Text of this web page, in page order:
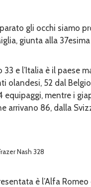
gli occhi siamo
giunta alla
e l’Italia è il paese
olandesi, 52 dal
mentre i
arrivano 86, dalla
Nash 328
è l’Alfa